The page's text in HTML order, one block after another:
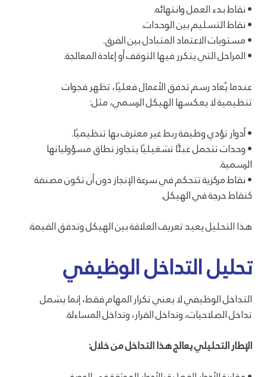
• نقاط بدء العمل وانتهائه.
• نقاط التسليم بين الوحدات.
• مستويات الاعتماد المتبادل بين الفرق.
• المراحل التي يتكرر فيها التوقف أو إعادة المعالجة.
عندما يُعاد رسم تدفق الأعمال فعليًا، تظهر فجوات
تنظيمية لا يعكسها الهيكل الرسمي، مثل:
• أدوار تؤدي وظيفة ربط غير معترف بها تنظيميًا.
• وحدات تتحمل عبئًا تشغيليًا يتجاوز نطاق مسؤولياتها
الرسمية.
• نقاط مركزية تتحكم في سرعة الإنجاز دون أن تكون مصنفة
كنقاط حرجة في الهيكل.
هذا التحليل يعيد تعريف العلاقة بين الهيكل وتدفق القيمة.
تحليل التداخل الوظيفي
التداخل الوظيفي لا يعني تكرار المهام فقط، إنما يشمل
تداخل الصلاحيات، وتداخل القرار، وتداخل المساءلة.
الإطار التحليلي يعالج هذا التداخل من خلال: